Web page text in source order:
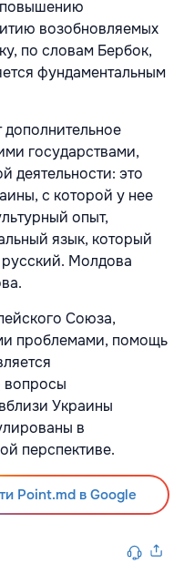
возобновляемых
по словам Бербок,
фундаментальным
государствами,
деятельности: это
с которой у нее
опыт,
язык, который
Молдова
Союза,
проблемами, помощь
вопросы
Украины
в
перспективе.
Point.md в Google